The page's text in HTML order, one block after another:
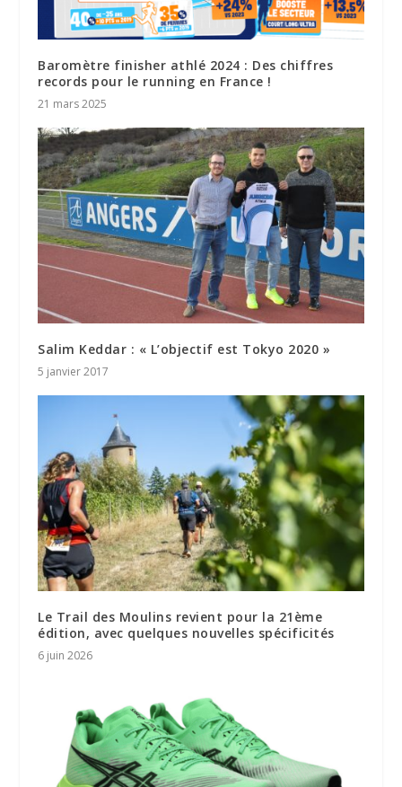
Baromètre finisher athlé 2024 : Des chiffres
records pour le running en France !
21 mars 2025
Salim Keddar : « L’objectif est Tokyo 2020 »
5 janvier 2017
Le Trail des Moulins revient pour la 21ème
édition, avec quelques nouvelles spécificités
6 juin 2026